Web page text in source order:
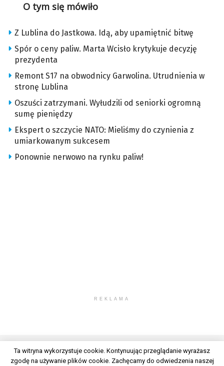
O tym się mówiło
Z Lublina do Jastkowa. Idą, aby upamiętnić bitwę
Spór o ceny paliw. Marta Wcisło krytykuje decyzję
prezydenta
Remont S17 na obwodnicy Garwolina. Utrudnienia w
stronę Lublina
Oszuści zatrzymani. Wyłudzili od seniorki ogromną
sumę pieniędzy
Ekspert o szczycie NATO: Mieliśmy do czynienia z
umiarkowanym sukcesem
Ponownie nerwowo na rynku paliw!
REKLAMA
Ta witryna wykorzystuje cookie. Kontynuując przeglądanie wyrażasz
zgodę na używanie plików cookie. Zachęcamy do odwiedzenia naszej